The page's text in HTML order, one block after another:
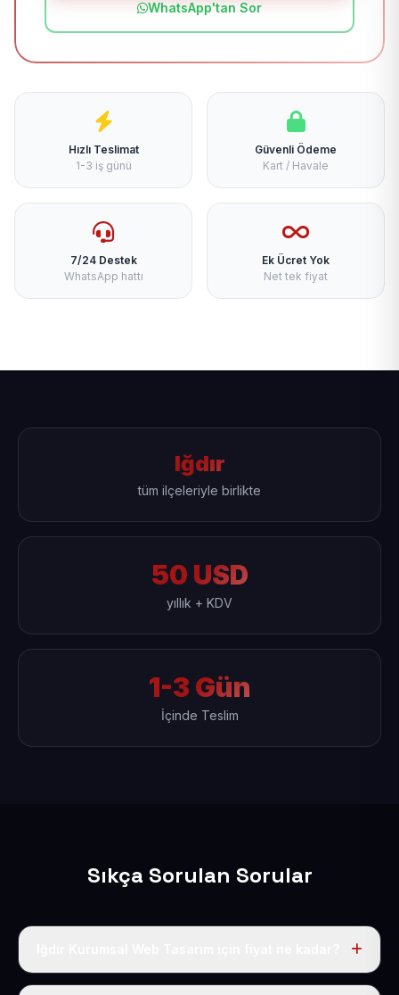
WhatsApp'tan Sor
Hızlı Teslimat
1-3 iş günü
Güvenli Ödeme
Kart / Havale
7/24 Destek
WhatsApp hattı
Ek Ücret Yok
Net tek fiyat
Iğdır
tüm ilçeleriyle birlikte
50 USD
yıllık + KDV
1-3 Gün
İçinde Teslim
Sıkça Sorulan Sorular
Iğdır dahil Türkiye’nin her yerinde geçerli yıllık tek